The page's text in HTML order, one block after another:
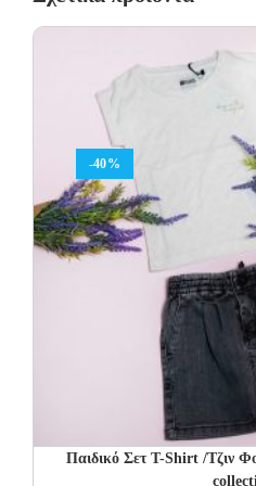
-40%
Παιδικό Σετ T-Shirt /Τζιν